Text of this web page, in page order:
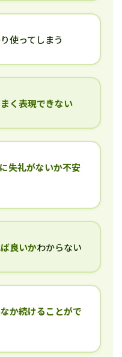
使ってしまう
く表現できない
失礼がないか不安
良いかわからない
か続けることがで